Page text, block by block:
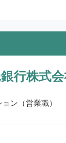
銀行株式
ン（営業職）